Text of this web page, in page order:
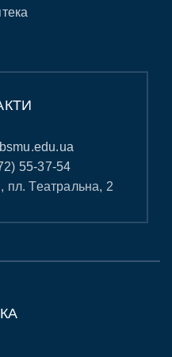
55-37-54
пл. Театральна, 2